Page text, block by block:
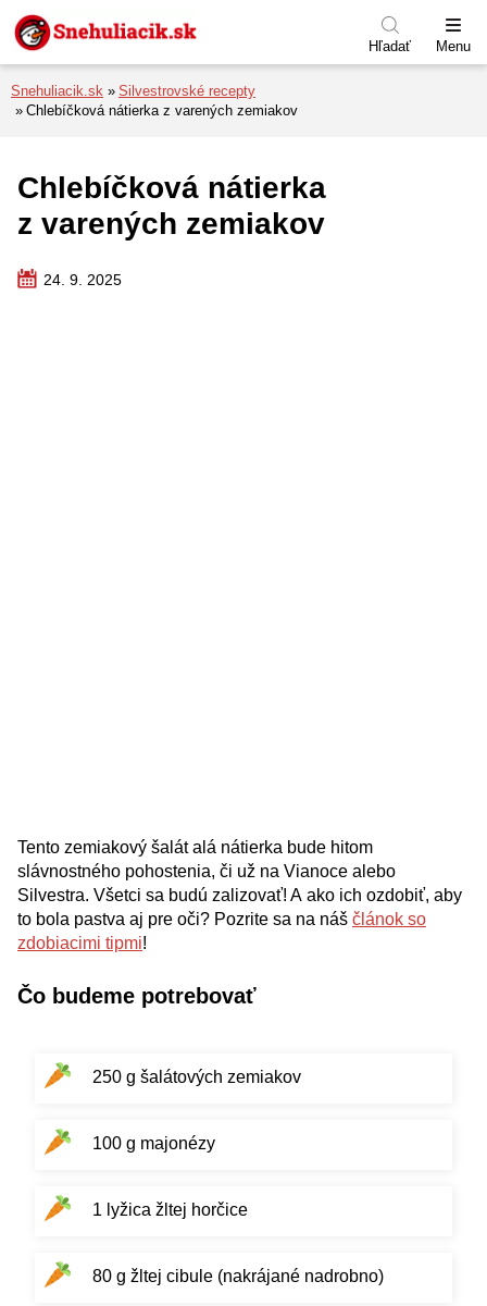
Preskočiť na menu
Preskočiť na obsah
Preskočiť na pätu
Hľadať Menu
Snehuliacik.sk
Silvestrovské recepty
Chlebíčková nátierka z varených zemiakov
Chlebíčková nátierka
z varených zemiakov
24. 9. 2025
Tento zemiakový šalát alá nátierka bude hitom
slávnostného pohostenia, či už na Vianoce alebo
Silvestra. Všetci sa budú zalizovať! A ako ich ozdobiť, aby
to bola pastva aj pre oči? Pozrite sa na náš článok so
zdobiacimi tipmi!
Čo budeme potrebovať
250 g šalátových zemiakov
100 g majonézy
1 lyžica žltej horčice
80 g žltej cibule (nakrájané nadrobno)